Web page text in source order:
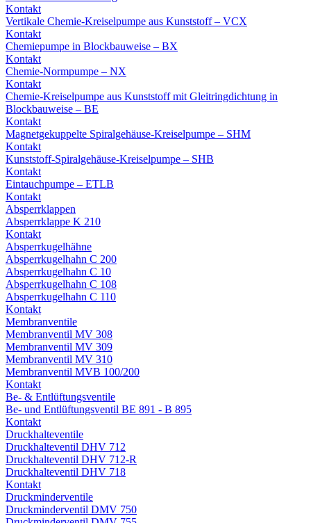
Kontakt
Vertikale Chemie-Kreiselpumpe aus Kunststoff – VCX
Kontakt
Chemiepumpe in Blockbauweise – BX
Kontakt
Chemie-Normpumpe – NX
Kontakt
Chemie-Kreiselpumpe aus Kunststoff mit Gleitringdichtung in
Blockbauweise – BE
Kontakt
Magnetgekuppelte Spiralgehäuse-Kreiselpumpe – SHM
Kontakt
Kunststoff-Spiralgehäuse-Kreiselpumpe – SHB
Kontakt
Eintauchpumpe – ETLB
Kontakt
Absperrklappen
Absperrklappe K 210
Kontakt
Absperrkugelhähne
Absperrkugelhahn C 200
Absperrkugelhahn C 10
Absperrkugelhahn C 108
Absperrkugelhahn C 110
Kontakt
Membranventile
Membranventil MV 308
Membranventil MV 309
Membranventil MV 310
Membranventil MVB 100/200
Kontakt
Be- & Entlüftungsventile
Be- und Entlüftungsventil BE 891 - B 895
Kontakt
Druckhalteventile
Druckhalteventil DHV 712
Druckhalteventil DHV 712-R
Druckhalteventil DHV 718
Kontakt
Druckminderventile
Druckminderventil DMV 750